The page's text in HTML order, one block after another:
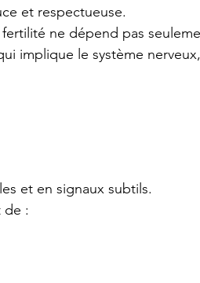
et respectueuse.
ne dépend pas
implique le système
et en signaux subtils.
de :